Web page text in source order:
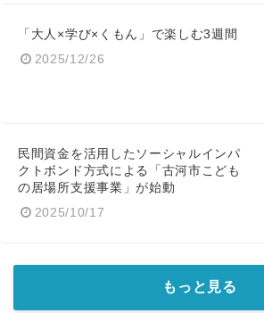
「大人×学び×くもん」で楽しむ3週間
2025/12/26
民間資金を活用したソーシャルインパ
クトボンド方式による「古河市こども
の居場所支援事業」が始動
2025/10/17
もっと見る